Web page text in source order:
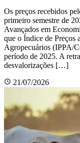
Os preços recebidos
primeiro semestre de
Avançados em
que o Índice de Preços
Agropecuários (IPPA/
período de 2025. A
desvalorizações […]
21/07/2026